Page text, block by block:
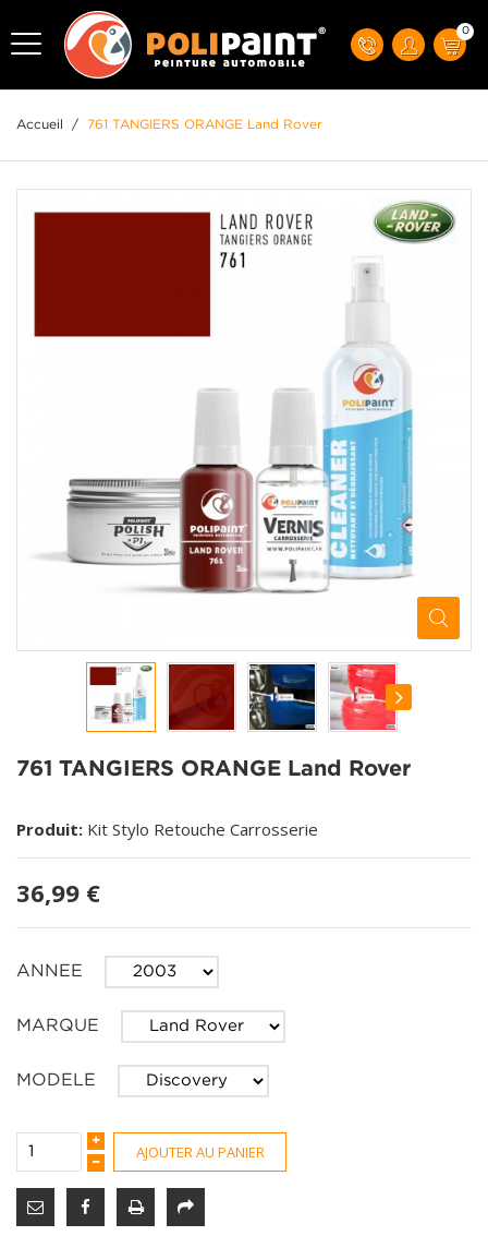
0
Accueil / 761 TANGIERS ORANGE Land Rover
761 TANGIERS ORANGE Land Rover
Produit: Kit Stylo Retouche Carrosserie
36,99 €
ANNEE
MARQUE
MODELE
AJOUTER AU PANIER